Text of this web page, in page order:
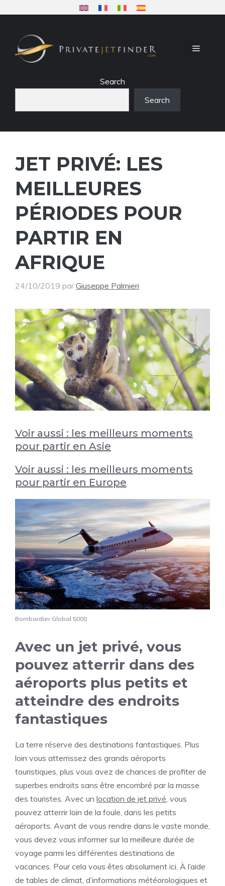
contenu
MENU
Search
Search
JET PRIVÉ: LES
MEILLEURES
PÉRIODES POUR
PARTIR EN
AFRIQUE
24/10/2019 par Giuseppe Palmieri
Voir aussi : les meilleurs moments
pour partir en Asie
Voir aussi : les meilleurs moments
pour partir en Europe
Bombardier Global 5000
Avec un jet privé, vous
pouvez atterrir dans des
aéroports plus petits et
atteindre des endroits
fantastiques
La terre réserve des destinations fantastiques. Plus
loin vous atterrissez des grands aéroports
touristiques, plus vous avez de chances de profiter de
superbes endroits sans être encombré par la masse
des touristes. Avec un location de jet privé, vous
pouvez atterrir loin de la foule, dans les petits
aéroports. Avant de vous rendre dans le vaste monde,
vous devez vous informer sur la meilleure durée de
voyage parmi les différentes destinations de
vacances. Pour cela vous êtes absolument ici. À l’aide
de tables de climat, d’informations météorologiques et